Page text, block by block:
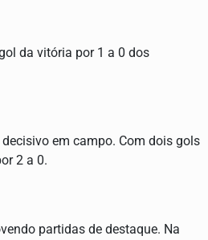
da vitória por 1 a 0 dos
em campo. Com dois gols
2 a 0.
partidas de destaque. Na